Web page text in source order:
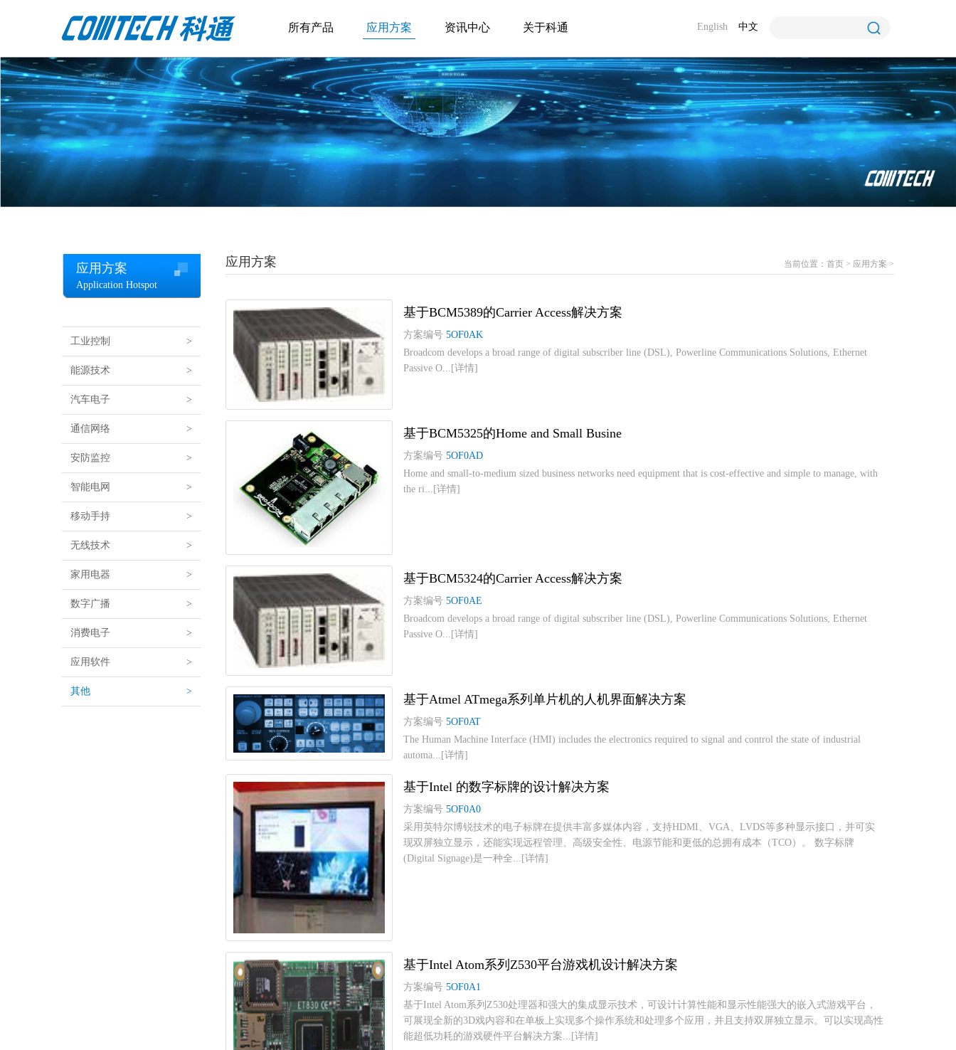
所有产品 应用方案 资讯中心 关于科通 English 中文
应用方案
Application Hotspot
工业控制 >
能源技术 >
汽车电子 >
通信网络 >
安防监控 >
智能电网 >
移动手持 >
无线技术 >
家用电器 >
数字广播 >
消费电子 >
应用软件 >
其他 >
应用方案 当前位置： 首页 > 应用方案 >
基于BCM5389的Carrier Access解决方案
方案编号 5OF0AK
Broadcom develops a broad range of digital subscriber line (DSL), Powerline Communications Solutions, Ethernet
Passive O...[详情]
基于BCM5325的Home and Small Busine
方案编号 5OF0AD
Home and small-to-medium sized business networks need equipment that is cost-effective and simple to manage, with
the ri...[详情]
基于BCM5324的Carrier Access解决方案
方案编号 5OF0AE
Broadcom develops a broad range of digital subscriber line (DSL), Powerline Communications Solutions, Ethernet
Passive O...[详情]
基于Atmel ATmega系列单片机的人机界面解决方案
方案编号 5OF0AT
The Human Machine Interface (HMI) includes the electronics required to signal and control the state of industrial
automa...[详情]
基于Intel 的数字标牌的设计解决方案
方案编号 5OF0A0
采用英特尔博锐技术的电子标牌在提供丰富多媒体内容，支持HDMI、VGA、LVDS等多种显示接口，并可实
现双屏独立显示，还能实现远程管理、高级安全性、电源节能和更低的总拥有成本（TCO）。 数字标牌
(Digital Signage)是一种全...[详情]
基于Intel Atom系列Z530平台游戏机设计解决方案
方案编号 5OF0A1
基于Intel Atom系列Z530处理器和强大的集成显示技术，可设计计算性能和显示性能强大的嵌入式游戏平台，
可展现全新的3D戏内容和在单板上实现多个操作系统和处理多个应用，并且支持双屏独立显示。可以实现高性
能超低功耗的游戏硬件平台解决方案...[详情]